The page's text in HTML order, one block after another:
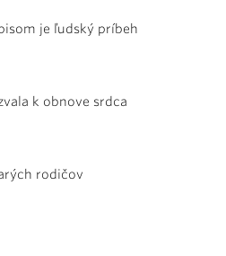
je ľudský príbeh
k obnove srdca
rodičov